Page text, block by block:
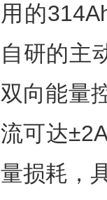
用的
自研的主
双向能量
流可达
量损耗，